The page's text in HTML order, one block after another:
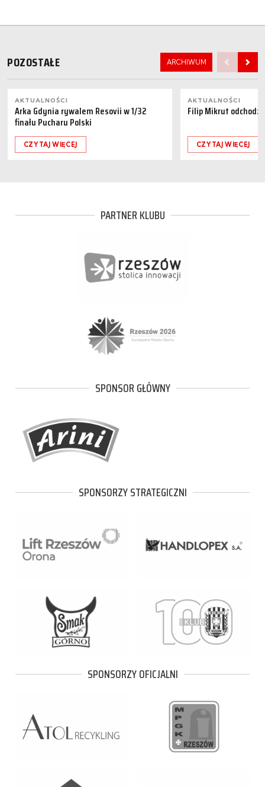
POZOSTAŁE ARCHIWUM
AKTUALNOŚCI
Arka Gdynia rywalem Resovii w 1/32
finału Pucharu Polski
CZYTAJ WIĘCEJ
AKTUALNOŚCI
Filip Mikrut
CZYTAJ WIĘCEJ
PARTNER KLUBU
SPONSOR GŁÓWNY
SPONSORZY STRATEGICZNI
SPONSORZY OFICJALNI